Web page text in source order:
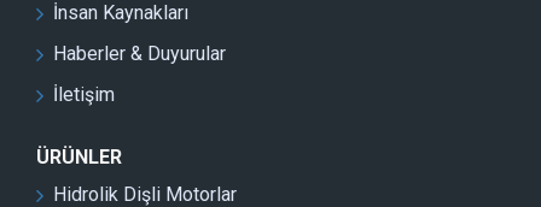
İnsan Kaynakları
Haberler & Duyurular
İletişim
ÜRÜNLER
Hidrolik Dişli Motorlar